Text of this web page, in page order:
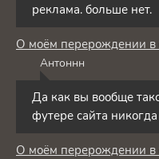
реклама. больше нет.
О моём перерождении в
Антоннн
Да как вы вообще
футере сайта
О моём перерождении в